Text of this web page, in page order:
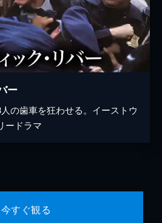
ー
の歯車を狂わせる。イーストウ
ードラマ
今すぐ観る